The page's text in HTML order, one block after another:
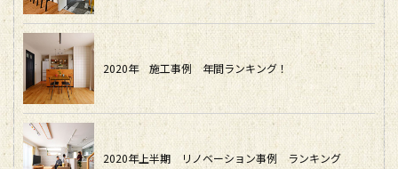
2020年 施工事例 年間ランキング！
2020年上半期 リノベーション事例 ランキング